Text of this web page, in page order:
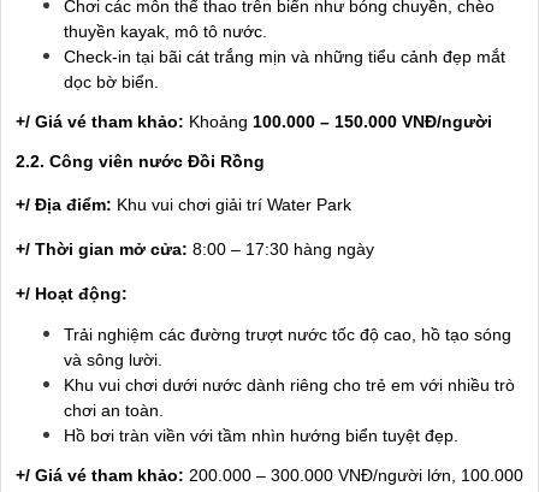
Chơi các môn thể thao trên biển như bóng chuyền, chèo
thuyền kayak, mô tô nước.
Check-in tại bãi cát trắng mịn và những tiểu cảnh đẹp mắt
dọc bờ biển.
+/ Giá vé tham khảo: Khoảng 100.000 – 150.000 VNĐ/người
2.2. Công viên nước Đồi Rồng
+/ Địa điểm: Khu vui chơi giải trí Water Park
+/ Thời gian mở cửa: 8:00 – 17:30 hàng ngày
+/ Hoạt động:
Trải nghiệm các đường trượt nước tốc độ cao, hồ tạo sóng
và sông lười.
Khu vui chơi dưới nước dành riêng cho trẻ em với nhiều trò
chơi an toàn.
Hồ bơi tràn viền với tầm nhìn hướng biển tuyệt đẹp.
+/ Giá vé tham khảo: 200.000 – 300.000 VNĐ/người lớn, 100.000